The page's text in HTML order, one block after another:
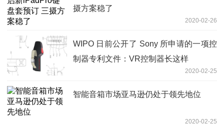
摄方案稳了
2020-02-26
WIPO 日前公开了 Sony 所申请的一项控
制器专利文件：VR控制器长这样
2020-02-25
智能音箱市场亚马逊仍处于领先地位
2020-02-25